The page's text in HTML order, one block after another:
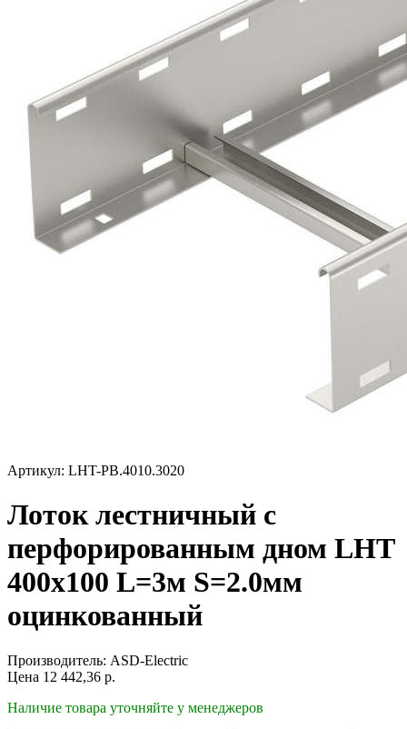
Артикул: LHT-PB.4010.3020
Лоток лестничный с
перфорированным дном LHT
400х100 L=3м S=2.0мм
оцинкованный
Производитель: ASD-Electric
Цена 12 442,36 р.
Наличие товара уточняйте у менеджеров